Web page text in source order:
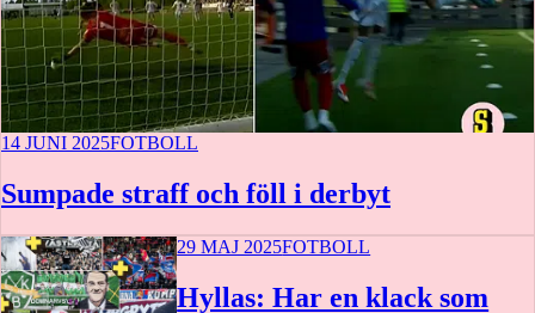
14 JUNI 2025FOTBOLL
Sumpade straff och föll i derbyt
29 MAJ 2025FOTBOLL
Hyllas: Har en klack som